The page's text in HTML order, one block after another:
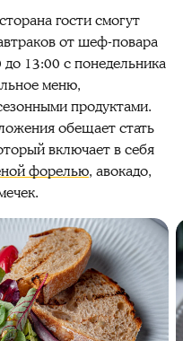
гости смогут
от шеф-повара
13:00 с понедельника
меню,
продуктами.
обещает стать
включает в себя
форелью, авокадо,